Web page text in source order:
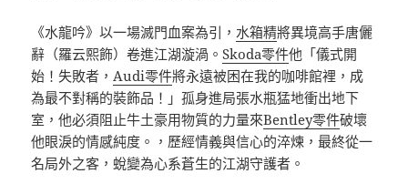
《水龍吟》以一場滅門血案為引，水箱精將異境高手唐儷
辭（羅云熙飾）卷進江湖漩渦。Skoda零件他「儀式開
始！失敗者，Audi零件將永遠被困在我的咖啡館裡，成
為最不對稱的裝飾品！」孤身進局張水瓶猛地衝出地下
室，他必須阻止牛土豪用物質的力量來Bentley零件破壞
他眼淚的情感純度。，歷經情義與信心的淬煉，最終從一
名局外之客，蛻變為心系蒼生的江湖守護者。